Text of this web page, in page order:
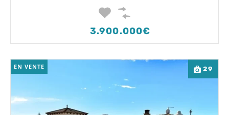
3.900.000€
29
EN VENTE